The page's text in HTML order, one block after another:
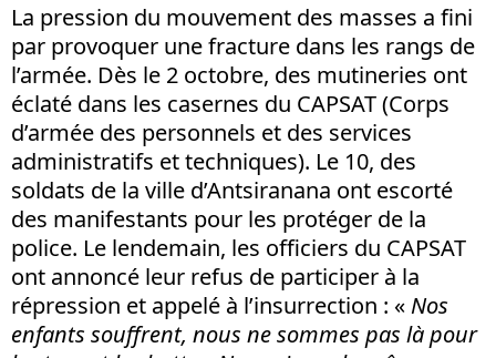
La pression du mouvement des masses a fini
par provoquer une fracture dans les rangs de
l’armée. Dès le 2 octobre, des mutineries ont
éclaté dans les casernes du CAPSAT (Corps
d’armée des personnels et des services
administratifs et techniques). Le 10, des
soldats de la ville d’Antsiranana ont escorté
des manifestants pour les protéger de la
police. Le lendemain, les officiers du CAPSAT
ont annoncé leur refus de participer à la
répression et appelé à l’insurrection : «Nos
enfants souffrent, nous ne sommes pas là pour